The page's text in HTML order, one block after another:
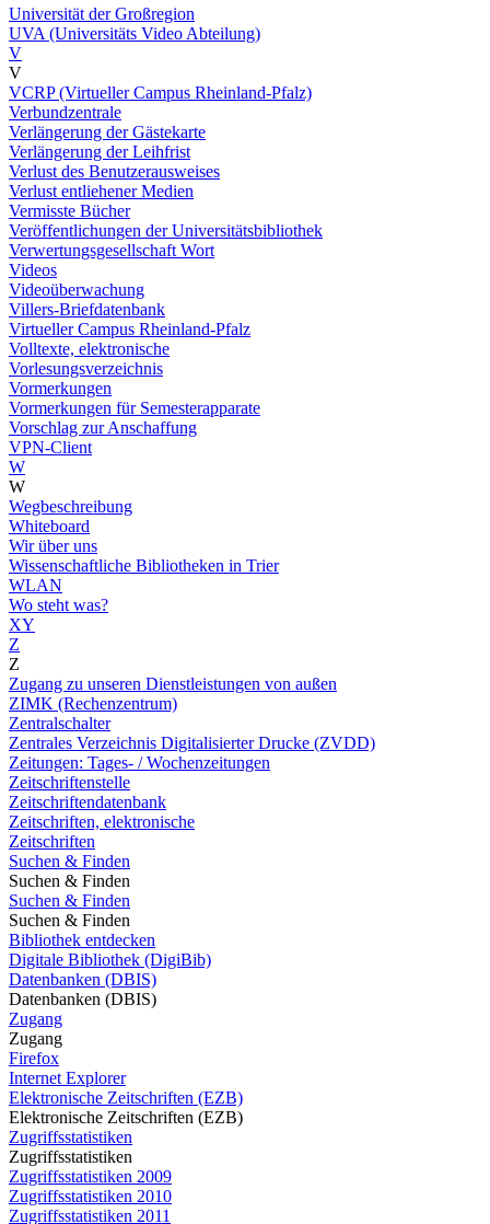
Universität der Großregion
UVA (Universitäts Video Abteilung)
V
V
VCRP (Virtueller Campus Rheinland-Pfalz)
Verbundzentrale
Verlängerung der Gästekarte
Verlängerung der Leihfrist
Verlust des Benutzerausweises
Verlust entliehener Medien
Vermisste Bücher
Veröffentlichungen der Universitätsbibliothek
Verwertungsgesellschaft Wort
Videos
Videoüberwachung
Villers-Briefdatenbank
Virtueller Campus Rheinland-Pfalz
Volltexte, elektronische
Vorlesungsverzeichnis
Vormerkungen
Vormerkungen für Semesterapparate
Vorschlag zur Anschaffung
VPN-Client
W
W
Wegbeschreibung
Whiteboard
Wir über uns
Wissenschaftliche Bibliotheken in Trier
WLAN
Wo steht was?
XY
Z
Z
Zugang zu unseren Dienstleistungen von außen
ZIMK (Rechenzentrum)
Zentralschalter
Zentrales Verzeichnis Digitalisierter Drucke (ZVDD)
Zeitungen: Tages- / Wochenzeitungen
Zeitschriftenstelle
Zeitschriftendatenbank
Zeitschriften, elektronische
Zeitschriften
Suchen & Finden
Suchen & Finden
Suchen & Finden
Suchen & Finden
Bibliothek entdecken
Digitale Bibliothek (DigiBib)
Datenbanken (DBIS)
Datenbanken (DBIS)
Zugang
Zugang
Firefox
Internet Explorer
Elektronische Zeitschriften (EZB)
Elektronische Zeitschriften (EZB)
Zugriffsstatistiken
Zugriffsstatistiken
Zugriffsstatistiken 2009
Zugriffsstatistiken 2010
Zugriffsstatistiken 2011